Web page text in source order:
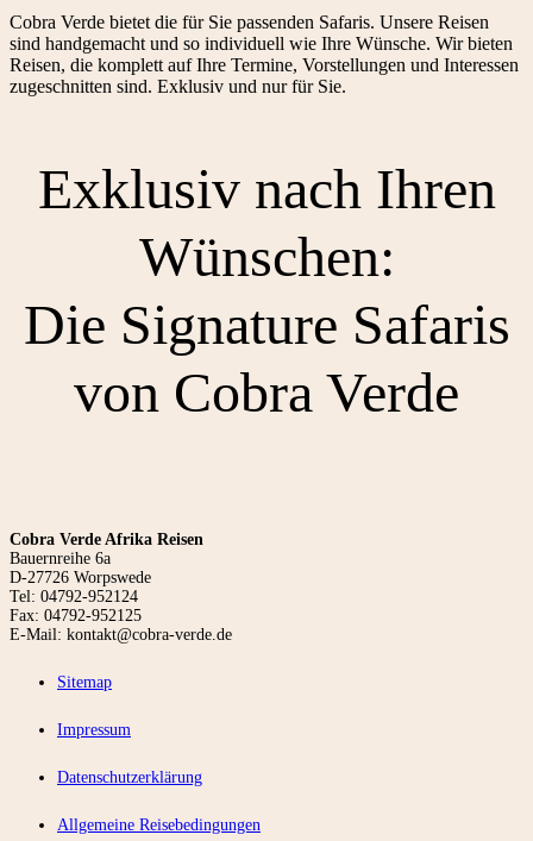
Cobra Verde bietet die für Sie passenden Safaris. Unsere Reisen
sind handgemacht und so individuell wie Ihre Wünsche. Wir bieten
Reisen, die komplett auf Ihre Termine, Vorstellungen und Interessen
zugeschnitten sind. Exklusiv und nur für Sie.
Exklusiv nach Ihren
Wünschen:
Die Signature Safaris
von Cobra Verde
Cobra Verde Afrika Reisen
Bauernreihe 6a
D-27726 Worpswede
Tel: 04792-952124
Fax: 04792-952125
E-Mail: kontakt@cobra-verde.de
Sitemap
Impressum
Datenschutzerklärung
Allgemeine Reisebedingungen